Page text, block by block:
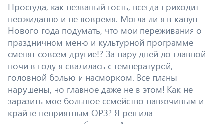
Простуда, как незваный гость, всегда приходит
неожиданно и не вовремя. Могла ли я в канун
Нового года подумать, что мои переживания о
праздничном меню и культурной программе
сменят совсем другие!? За пару дней до главной
ночи в году я свалилась с температурой,
головной болью и насморком. Все планы
нарушены, но главное даже не в этом! Как не
заразить моё большое семейство навязчивым и
крайне неприятным ОРЗ? Я решила